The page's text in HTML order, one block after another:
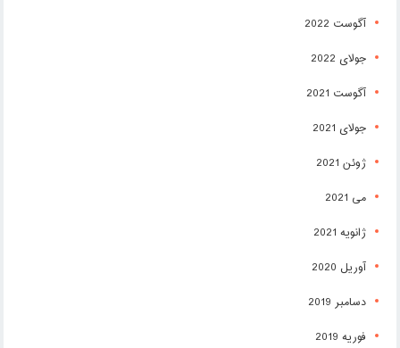
آگوست 2022
جولای 2022
آگوست 2021
جولای 2021
ژوئن 2021
می 2021
ژانویه 2021
آوریل 2020
دسامبر 2019
فوریه 2019